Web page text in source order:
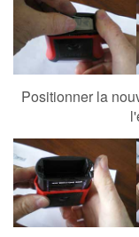
Positionner la